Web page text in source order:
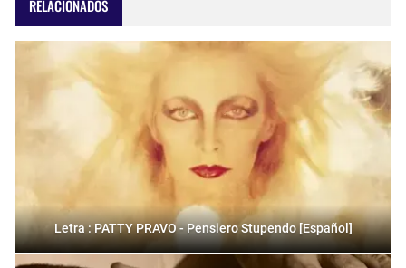
RELACIONADOS
Letra : PATTY PRAVO - Pensiero Stupendo [Español]